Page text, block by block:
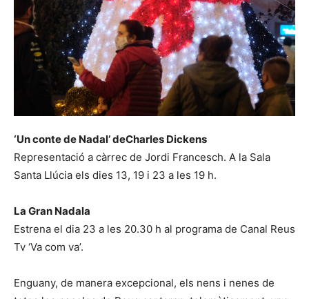
‘Un conte de Nadal’ deCharles Dickens
Representació a càrrec de Jordi Francesch. A la Sala
Santa Llúcia els dies 13, 19 i 23 a les 19 h.
La Gran Nadala
Estrena el dia 23 a les 20.30 h al programa de Canal Reus
Tv ‘Va com va’.
Enguany, de manera excepcional, els nens i nenes de